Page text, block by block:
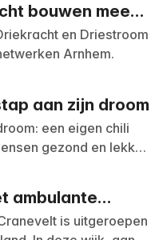
bouwen mee
in Arnhem
en Driestroom
Arnhem.
aan zijn droom
een eigen chili
gezond en lekker
afhalen of laten
ambulante
is uitgeroepen